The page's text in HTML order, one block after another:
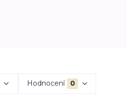
Hodnocení 0